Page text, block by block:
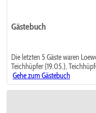
Gästebuch
Die letzten 5 Gäste waren
Teichhüpfer (19.05.),
Gehe zum Gästebuch